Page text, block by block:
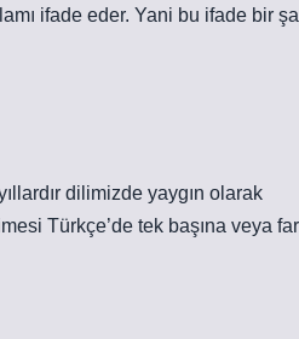
ifade eder. Yani bu ifade bir
dilimizde yaygın olarak
Türkçe’de tek başına veya